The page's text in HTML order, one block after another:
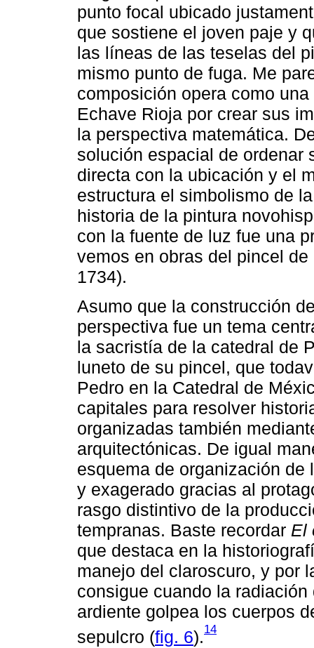
punto focal ubicado
que sostiene el joven paje y
las líneas de las teselas del
mismo punto de fuga. Me
composición opera como
Echave Rioja por crear sus
la perspectiva matemática.
solución espacial de ordenar
directa con la ubicación y el
estructura el simbolismo de
historia de la pintura
con la fuente de luz fue una
vemos en obras del pincel
1734).
Asumo que la construcción
perspectiva fue un tema
la sacristía de la catedral de
luneto de su pincel, que
Pedro en la Catedral de
capitales para resolver
organizadas también
arquitectónicas. De igual
esquema de organización
y exagerado gracias al
rasgo distintivo de la
tempranas. Baste recordar El
que destaca en la
manejo del claroscuro, y por
consigue cuando la
ardiente golpea los cuerpos
sepulcro (fig. 6).14